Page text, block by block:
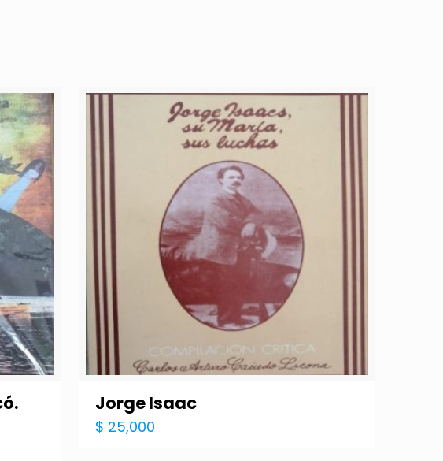
Jorge Isaac
$ 25,000